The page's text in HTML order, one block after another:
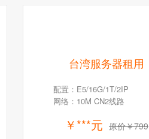
台湾服务器租用
配置：E5/16G/1T/2IP
网络：10M CN2线路
￥***元 原价￥799